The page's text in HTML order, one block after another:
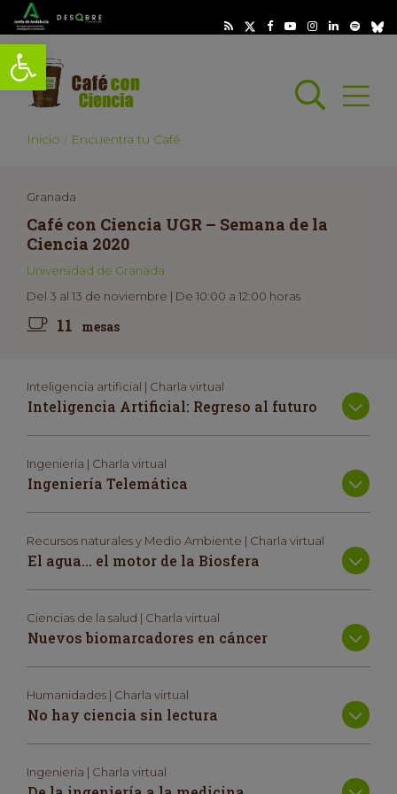
Abrir barra de herramientas
Abrir
Inicio Encuentra tu Café
Granada
Café con Ciencia UGR – Semana de la
Ciencia 2020
Universidad de Granada
Del 3 al 13 de noviembre | De 10:00 a 12:00 horas
11 mesas
Inteligencia artificial | Charla virtual
Inteligencia Artificial: Regreso al futuro
Ingeniería | Charla virtual
Ingeniería Telemática
Recursos naturales y Medio Ambiente | Charla virtual
El agua… el motor de la Biosfera
Ciencias de la salud | Charla virtual
Nuevos biomarcadores en cáncer
Humanidades | Charla virtual
No hay ciencia sin lectura
Ingeniería | Charla virtual